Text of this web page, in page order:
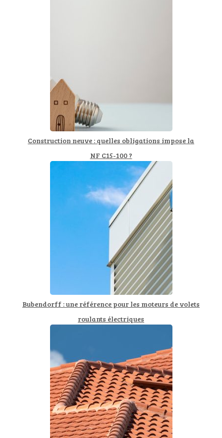
Construction neuve : quelles obligations impose la
NF C15-100 ?
Bubendorff : une référence pour les moteurs de volets
roulants électriques